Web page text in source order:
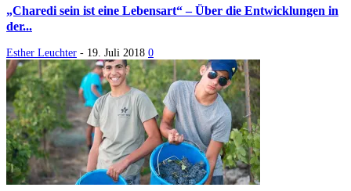
„Charedi sein ist eine Lebensart“ – Über die Entwicklungen in
der...
Esther Leuchter - 19. Juli 2018 0